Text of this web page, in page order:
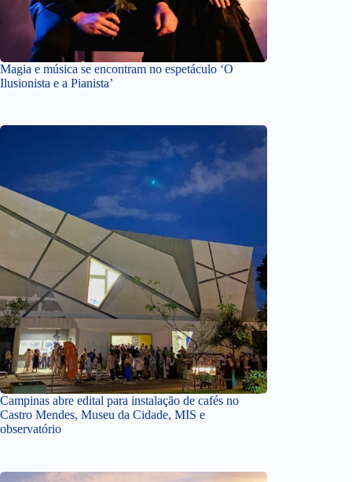
Magia e música se encontram no espetáculo ‘O
Ilusionista e a Pianista’
Campinas abre edital para instalação de cafés no
Castro Mendes, Museu da Cidade, MIS e
observatório